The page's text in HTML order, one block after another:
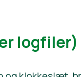
logfiler)